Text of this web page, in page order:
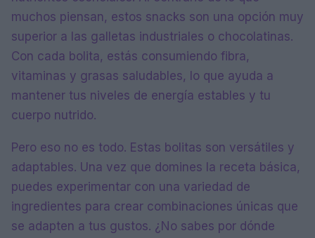
muchos piensan, estos snacks son una opción muy
superior a las galletas industriales o chocolatinas.
Con cada bolita, estás consumiendo fibra,
vitaminas y grasas saludables, lo que ayuda a
mantener tus niveles de energía estables y tu
cuerpo nutrido.
Pero eso no es todo. Estas bolitas son versátiles y
adaptables. Una vez que domines la receta básica,
puedes experimentar con una variedad de
ingredientes para crear combinaciones únicas que
se adapten a tus gustos. ¿No sabes por dónde